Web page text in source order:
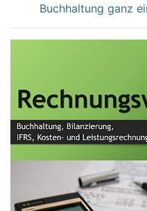
Buchhaltung ganz